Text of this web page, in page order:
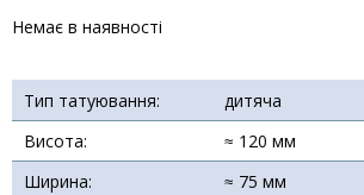
Немає в наявності
Тип татуювання:
дитяча
Висота:
≈ 120 мм
Ширина:
≈ 75 мм